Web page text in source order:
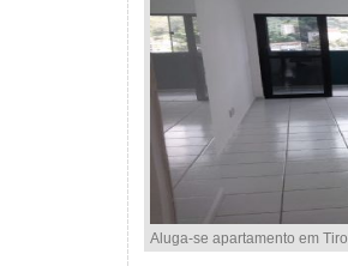
Aluga-se apartamento em Tirol